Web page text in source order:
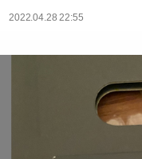
2022.04.28 22:55